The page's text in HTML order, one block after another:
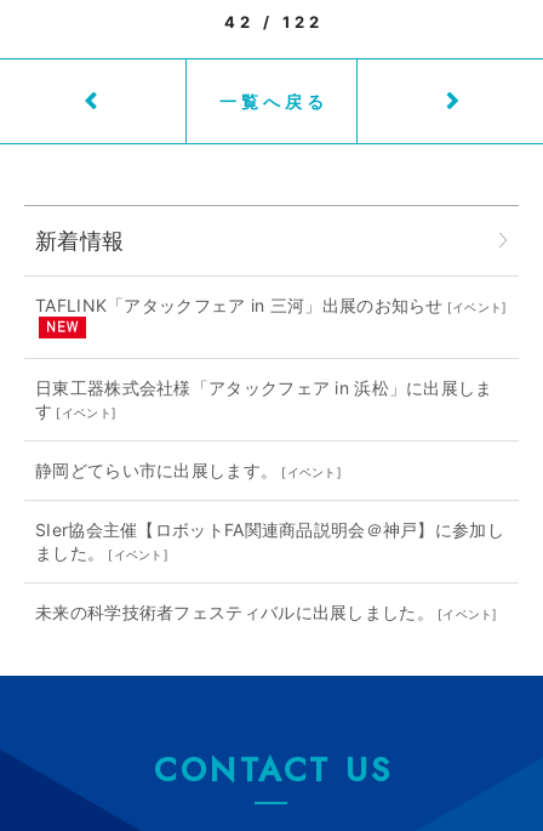
42 / 122
一覧へ戻る
新着情報
TAFLINK「アタックフェア in 三河」出展のお知らせ [イベント]
日東工器株式会社様「アタックフェア in 浜松」に出展しま
す [イベント]
静岡どてらい市に出展します。 [イベント ]
SIer協会主催【ロボットFA関連商品説明会＠神戸】に参加し
ました。
[イベント ]
未来の科学技術者フェスティバルに出展しました。 [イベント]
CONTACT US